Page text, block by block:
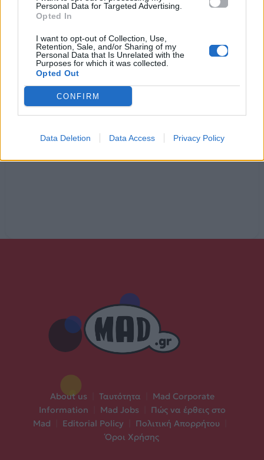
Personal Data for Targeted Advertising.
Opted In
I want to opt-out of Collection, Use,
Retention, Sale, and/or Sharing of my
Personal Data that Is Unrelated with the
Purposes for which it was collected.
Opted Out
CONFIRM
Data Deletion Data Access Privacy Policy
Θα `ρθει μια μέρα, θυμήσου
που όλα θα μοιάζουν γκρι και ξένα
θα `ρθει μια μέρα, θυμήσου
θα ψάχνεις και πάλι εμένα
Ακούστε στο Spotify
About us Ταυτότητα
Mad Corporate
Information
Mad Jobs
Πώς να έρθεις στο
Mad
Editorial Policy Πολιτική Απορρήτου
Όροι Χρήσης